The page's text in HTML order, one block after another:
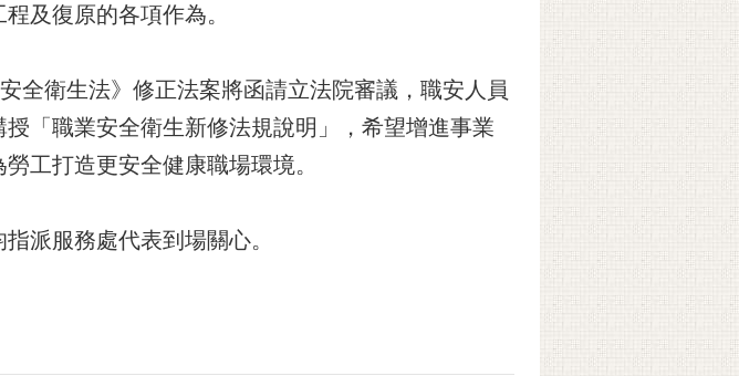
及復原的各項作為。
全衛生法》修正法案將函請立法院審議，職安人員
「職業安全衛生新修法規說明」，希望增進事業
工打造更安全健康職場環境。
派服務處代表到場關心。